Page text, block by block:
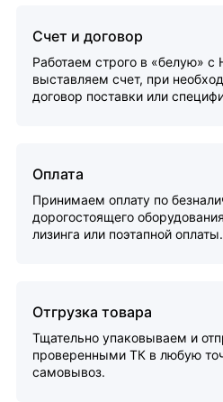
Счет и договор
Работаем строго в «белую»
выставляем счет, при
договор поставки или
Оплата
Принимаем оплату по
дорогостоящего
лизинга или поэтапной оплаты.
Отгрузка товара
Тщательно упаковываем и
проверенными ТК в любую
самовывоз.